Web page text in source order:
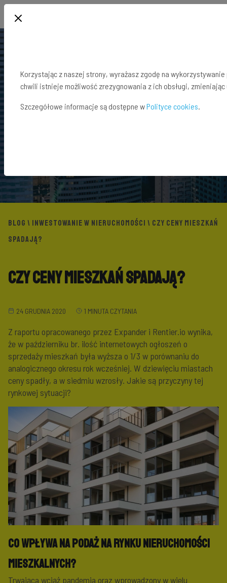
BLOG \ INWESTOWANIE W NIERUCHOMOŚCI \ CZY CENY MIESZKAŃ
SPADAJĄ?
Czy ceny mieszkań spadają?
24 GRUDNIA 2020 1 MINUTA CZYTANIA
Z raportu opracowanego przez Expander i Rentier.io wynika,
że w październiku br. ilość internetowych ogłoszeń o
sprzedaży mieszkań była wyższa o 1/3 w porównaniu do
analogicznego okresu rok wcześniej. W dziewięciu miastach
ceny spadły, a w siedmiu wzrosły. Jakie są przyczyny tej
rynkowej sytuacji?
Co wpływa na podaż na rynku nieruchomości
mieszkalnych?
Trwająca wciąż pandemia oraz wprowadzony w wielu
Korzystając z naszej strony, wyrażasz zgodę na
chwili istnieje możliwość zrezygnowania z ich obsługi,
Szczegółowe informacje są dostępne wPolityce cookies.